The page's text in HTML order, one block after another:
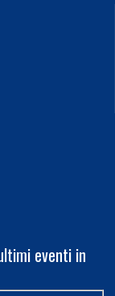
eventi in